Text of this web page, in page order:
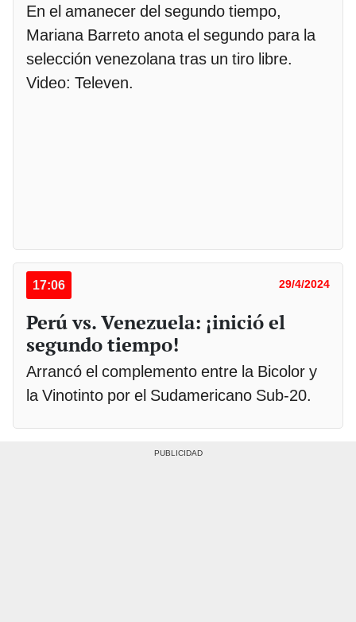
En el amanecer del segundo tiempo,
Mariana Barreto anota el segundo para la
selección venezolana tras un tiro libre.
Video: Televen.
17:06 29/4/2024
Perú vs. Venezuela: ¡inició el
segundo tiempo!
Arrancó el complemento entre la Bicolor y
la Vinotinto por el Sudamericano Sub-20.